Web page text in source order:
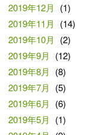
2019年12月
(1)
2019年11月
(14)
2019年10月
(2)
2019年9月
(12)
2019年8月
(8)
2019年7月
(5)
2019年6月
(6)
2019年5月
(1)